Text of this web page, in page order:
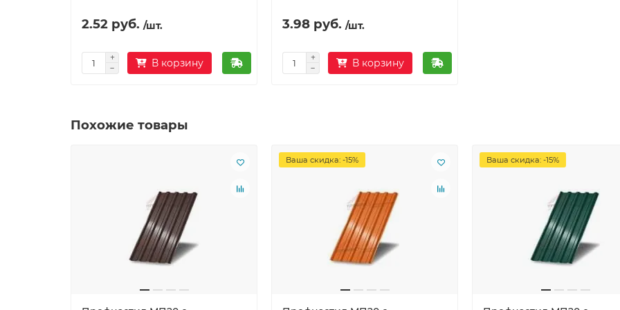
2.52 руб. /шт.
В корзину
3.98 руб. /шт.
В корзину
Похожие товары
Ваша скидка: -15% Ваша скидка: -15%